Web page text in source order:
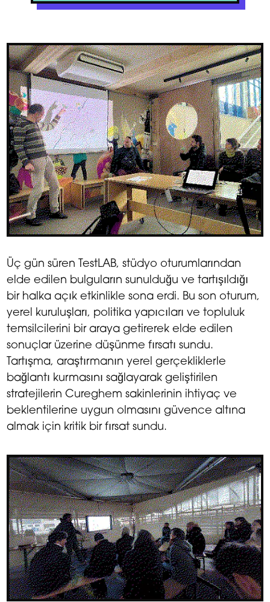
Üç gün süren TestLAB, stüdyo oturumlarından
elde edilen bulguların sunulduğu ve tartışıldığı
bir halka açık etkinlikle sona erdi. Bu son oturum,
yerel kuruluşları, politika yapıcıları ve topluluk
temsilcilerini bir araya getirerek elde edilen
sonuçlar üzerine düşünme fırsatı sundu.
Tartışma, araştırmanın yerel gerçekliklerle
bağlantı kurmasını sağlayarak geliştirilen
stratejilerin Cureghem sakinlerinin ihtiyaç ve
beklentilerine uygun olmasını güvence altına
almak için kritik bir fırsat sundu.